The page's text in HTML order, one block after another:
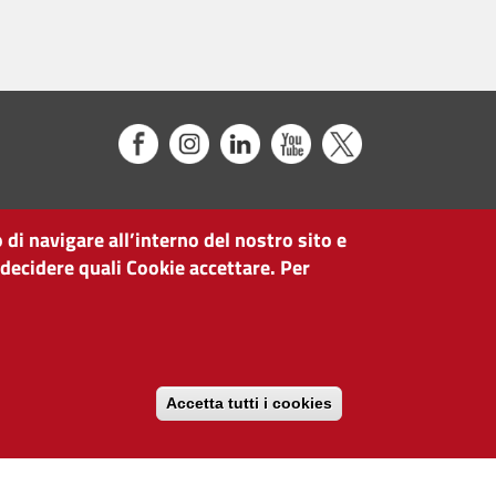
navigare all’interno del nostro sito e
quali Cookie accettare. Per
Accetta tutti i cookies